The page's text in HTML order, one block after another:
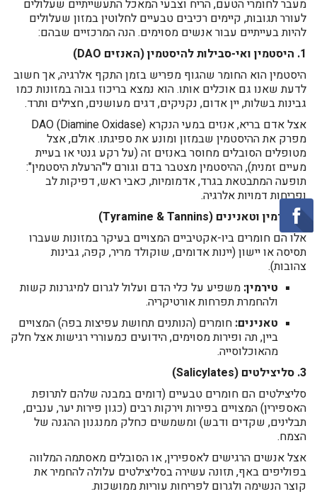
מעבר לחומרי הטעם, הריח וצבעי המאכל התעשייתיים שעלולים
לעורר תגובות, קיימים רכיבים טבעיים לחלוטין במזון שעלולים
להיות בעייתיים עבור אנשים מסוימים. הנה המרכזיים שבהם:
1. היסטמין ואי-סבילות להיסטמין (האנזים DAO)
היסטמין הוא החומר שהגוף מפריש בזמן התקף אלרגיה, אך חשוב
לדעת שאנו גם אוכלים אותו. הוא נמצא בריכוז גבוה במזונות כמו
גבינות בשלות, יין אדום, נקניקים, דגים מעושנים, חצילים ותרד.
אצל אדם בריא, אנזים במעי הנקרא DAO (Diamine Oxidase)
מפרק את ההיסטמין שבמזון ומונע את ספיגתו. אולם, אצל
מטופלים הסובלים מחוסר באנזים זה (על רקע גנטי או בעיית
מעיים זמנית), ההיסטמין מצטבר בדם וגורם ל"הרעלת היסטמין":
תופעה המתבטאת בגרד, אדמומיות, כאבי ראש, דפיקות לב
ופריחות דמויות אלרגיה.
2. טירמין וטאנינים (Tyramine & Tannins)
אלו הם חומרים ביו-אקטיביים המצויים בעיקר במזונות שעברו
תסיסה או יישון (יינות אדומים, שוקולד מריר, קפה, גבינות
צהובות).
טירמין: משפיע על כלי הדם ועלול לגרום למיגרנות קשות
ולהחמרת תפרחות אורטיקריה.
טאנינים: חומרים (הנותנים תחושת עפיצות בפה) המצויים
ביין, תה ופירות מסוימים, הידועים כמעוררי רגישות אצל חלק
מהאוכלוסייה.
3. סליצילטים (Salicylates)
סליצילטים הם חומרים טבעיים (דומים במבנה שלהם לתרופת
האספירין) המצויים בפירות וירקות רבים (כגון פירות יער, ענבים,
תבלינים, שקדים ודבש) ומשמשים כחלק ממנגנון ההגנה של
הצמח.
אצל אנשים הרגישים לאספירין, או הסובלים מאסתמה המלווה
בפוליפים באף, תזונה עשירה בסליצילטים עלולה להחמיר את
קוצר הנשימה ולגרום לפריחות עוריות ממושכות.